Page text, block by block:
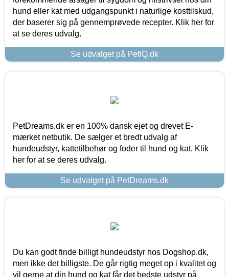
hund eller kat med udgangspunkt i naturlige kosttilskud,
der baserer sig på gennemprøvede recepter. Klik her for
at se deres udvalg.
Se udvalget på PetIQ.dk
PetDreams.dk er en 100% dansk ejet og drevet E-
mærket netbutik. De sælger et bredt udvalg af
hundeudstyr, kattetilbehør og foder til hund og kat. Klik
her for at se deres udvalg.
Se udvalget på PetDreams.dk
Du kan godt finde billigt hundeudstyr hos Dogshop.dk,
men ikke det billigste. De går rigtig meget op i kvalitet og
vil gerne at din hund og kat får det bedste udstyr på